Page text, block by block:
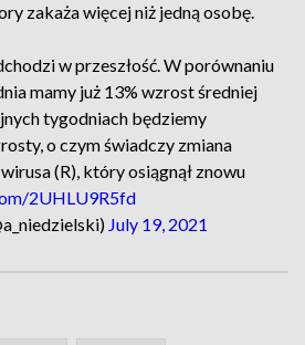
zakaża więcej niż jedną osobę.
w przeszłość. W porównaniu
mamy już 13% wzrost średniej
tygodniach będziemy
o czym świadczy zmiana
(R), który osiągnął znowu
2UHLU9R5fd
July 19, 2021